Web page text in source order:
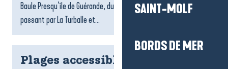
SAINT-MOLF
BORDS DE MER
Baule Presqu’île de Guérande, du Croisic jusqu’à Pénestin en
passant par La Turballe et...
Plages accessibles